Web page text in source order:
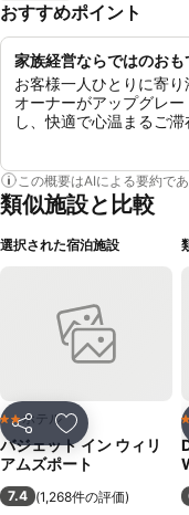
おすすめポイント
家族経営ならではのおも
お客様一人ひとりに寄り
オーナーがアップグレ
し、快適で心温まるご滞
この概要はAIによる要約で
類似施設と比較
選択された宿泊施設
シェア お気に入りに
2 ホテルのランク
ホテル
バジェット イン ウィリ
アムズポート
7.4 (1,268件の評価)